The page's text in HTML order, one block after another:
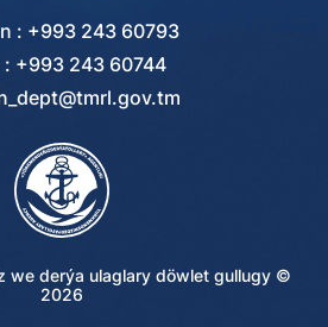
: +993 243 60793
: +993 243 60744
we derýa ulaglary döwlet gullugy ©
2026